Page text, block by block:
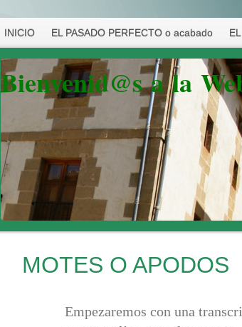
INICIO EL PASADO PERFECTO o acabado
Bienvenid@s a la
MOTES O APODOS
Empezaremos con una